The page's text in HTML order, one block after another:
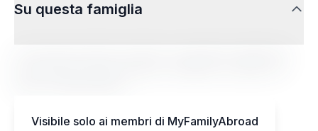
Su questa famiglia
Visibile solo ai membri di MyFamilyAbroad